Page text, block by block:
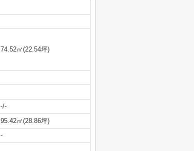
74.52㎡(22.54坪)
-/-
95.42㎡(28.86坪)
-